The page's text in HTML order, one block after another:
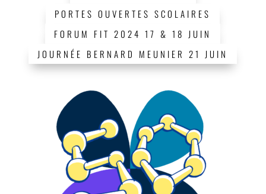
PORTES OUVERTES SCOLAIRES
FORUM FIT 2024 17 & 18 JUIN
JOURNÉE BERNARD MEUNIER 21 JUIN